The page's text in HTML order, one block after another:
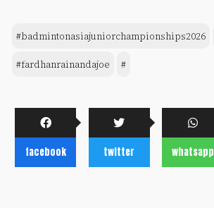
#badmintonasiajuniorchampionships2026
#fardhanrainandajoe #
facebook twitter whatsapp